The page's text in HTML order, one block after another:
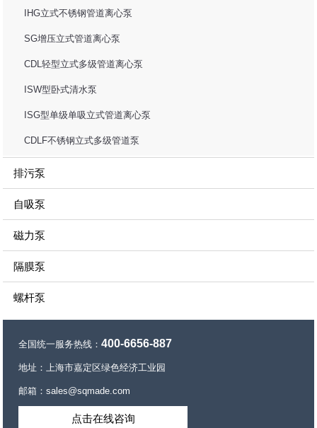
IHG立式不锈钢管道离心泵
SG增压立式管道离心泵
CDL轻型立式多级管道离心泵
ISW型卧式清水泵
ISG型单级单吸立式管道离心泵
CDLF不锈钢立式多级管道泵
排污泵
自吸泵
磁力泵
隔膜泵
螺杆泵
全国统一服务热线：400-6656-887
地址：上海市嘉定区绿色经济工业园
邮箱：sales@sqmade.com
点击在线咨询